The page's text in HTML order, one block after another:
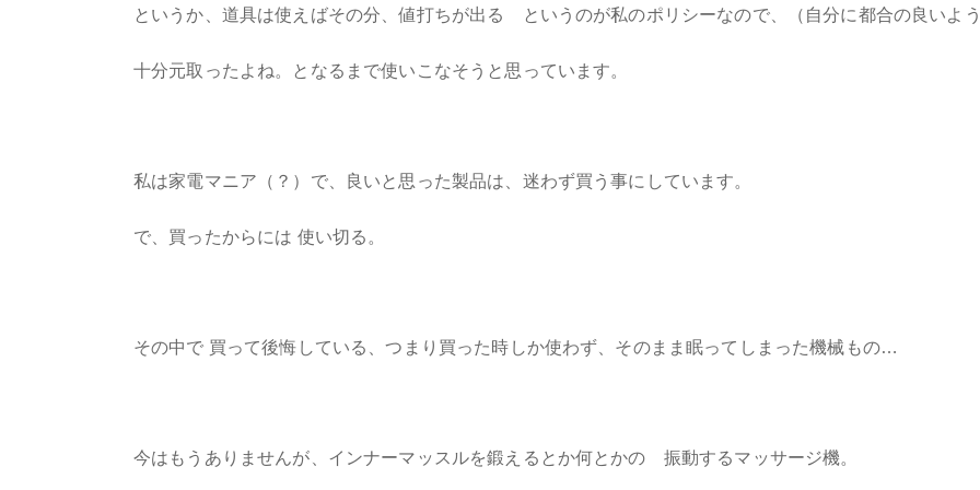
というか、道具は使えばその分、値打ちが出る というのが私のポリシーなので、（自分に都合の良いよう
十分元取ったよね。となるまで使いこなそうと思っています。
私は家電マニア（？）で、良いと思った製品は、迷わず買う事にしています。
で、買ったからには 使い切る。
その中で 買って後悔している、つまり買った時しか使わず、そのまま眠ってしまった機械もの…
今はもうありませんが、インナーマッスルを鍛えるとか何とかの 振動するマッサージ機。